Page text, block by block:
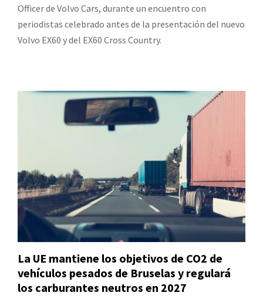
Officer de Volvo Cars, durante un encuentro con
periodistas celebrado antes de la presentación del nuevo
Volvo EX60 y del EX60 Cross Country.
La UE mantiene los objetivos de CO2 de
vehículos pesados de Bruselas y regulará
los carburantes neutros en 2027